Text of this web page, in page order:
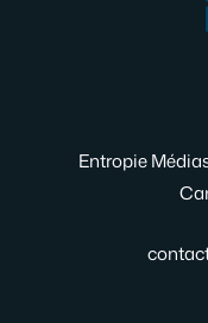
Entropie